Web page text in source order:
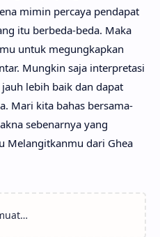
mimin percaya pendapat
itu berbeda-beda. Maka
untuk megungkapkan
Mungkin saja interpretasi
lebih baik dan dapat
Mari kita bahas bersama-
sebenarnya yang
Melangitkanmu dari Ghea